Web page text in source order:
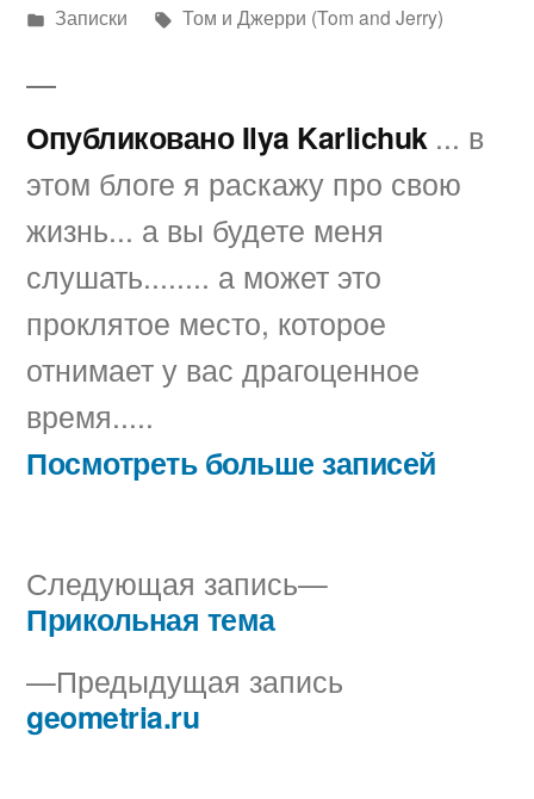
автором
Написано
Записки Метки:
Том и Джерри (Tom and Jerry)
Опубликовано Ilya Karlichuk ... в
этом блоге я раскажу про свою
жизнь... а вы будете меня
слушать........ а может это
проклятое место, которое
отнимает у вас драгоценное
время.....
Посмотреть больше записей
Навигация
по
записям
Предыдущая запись
geometria.ru
Следующая запись
Следующая
Прикольная тема